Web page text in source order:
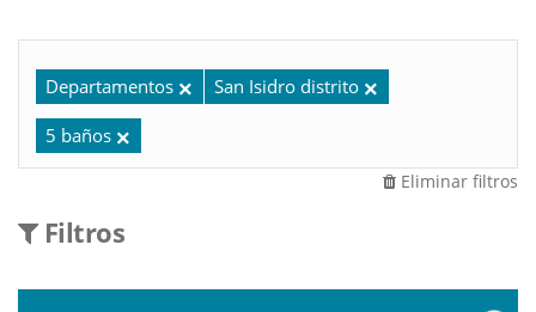
Departamentos San Isidro distrito
5 baños
Eliminar filtros
Filtros